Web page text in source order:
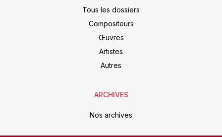
Tous les dossiers
Compositeurs
Œuvres
Artistes
Autres
ARCHIVES
Nos archives